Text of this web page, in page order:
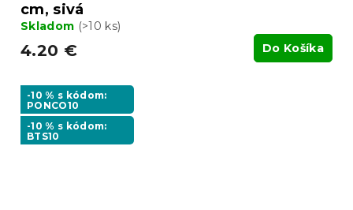
cm, sivá
Skladom (>10 ks)
4.20 € Do Košíka
-10 % s kódom:
PONCO10
-10 % s kódom:
BTS10